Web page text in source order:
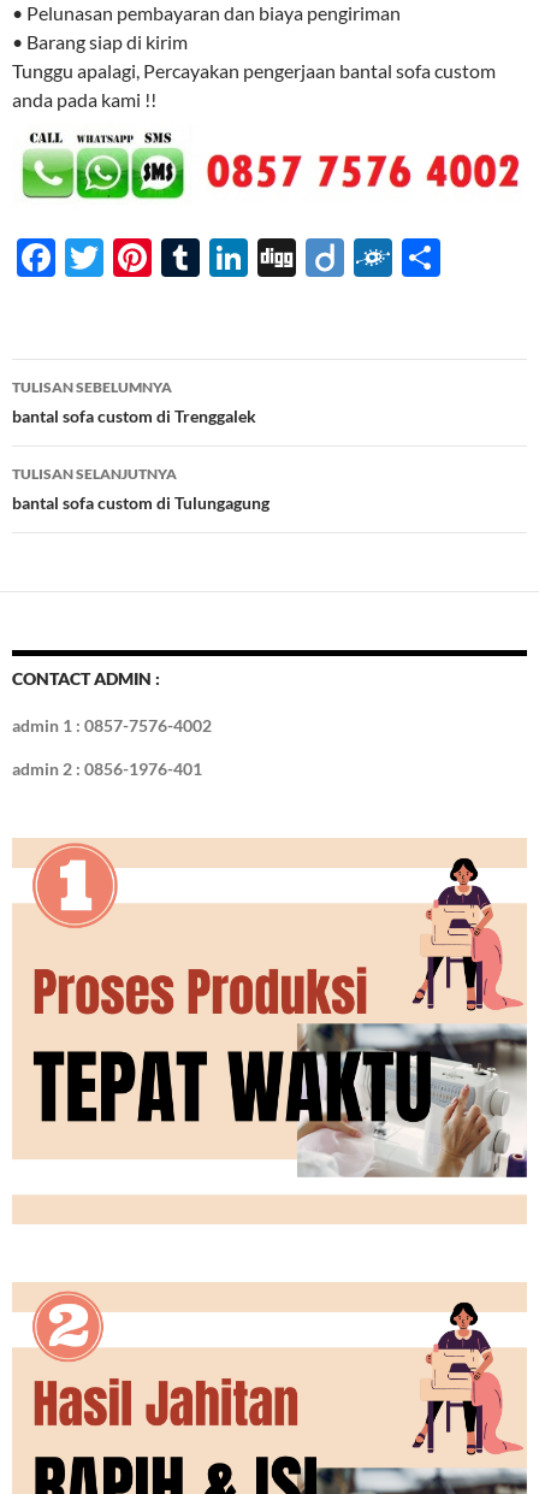
• Pelunasan pembayaran dan biaya pengiriman
• Barang siap di kirim
Tunggu apalagi, Percayakan pengerjaan bantal sofa custom
anda pada kami !!
F
b
o
o
k
T
er
Pi
es
t
T
bl
r
Li
e
dI
n
Di Di F
d e
Navigasi
Tulisan
TULISAN SEBELUMNYA
bantal sofa custom di Trenggalek
TULISAN SELANJUTNYA
bantal sofa custom di Tulungagung
CONTACT ADMIN :
admin 1 : 0857-7576-4002
admin 2 : 0856-1976-401